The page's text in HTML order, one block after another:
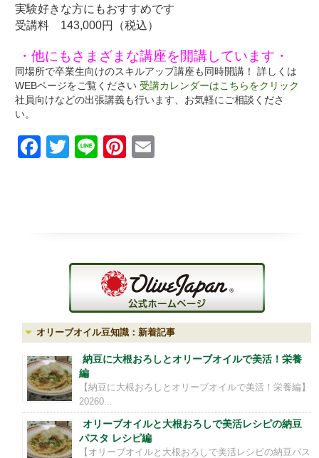
実験好きな方にもおすすめです
・他にもさまざまな講座を開講しています・
同場所で卒業生向けのスキルアップ講座も同時開講！ 詳しくは
WEBページをご覧ください 受講カレンダーはこちらをクリック
社員向けなどの出張講義も行います、お気軽にご相談くださ
い。
Facebook
Twitter
LinePinterest
オリーブオイル豆知識：新着記事
納豆に大根おろしとオリーブオイルで美活！栄養
編
【納豆に大根おろしとオリーブオイルで美活！栄養編】
20260...
オリーブオイルと大根おろしで美活レシピの納豆
パスタ レシピ編
【オリーブオイルと大根おろしで美活レシピの納豆パス